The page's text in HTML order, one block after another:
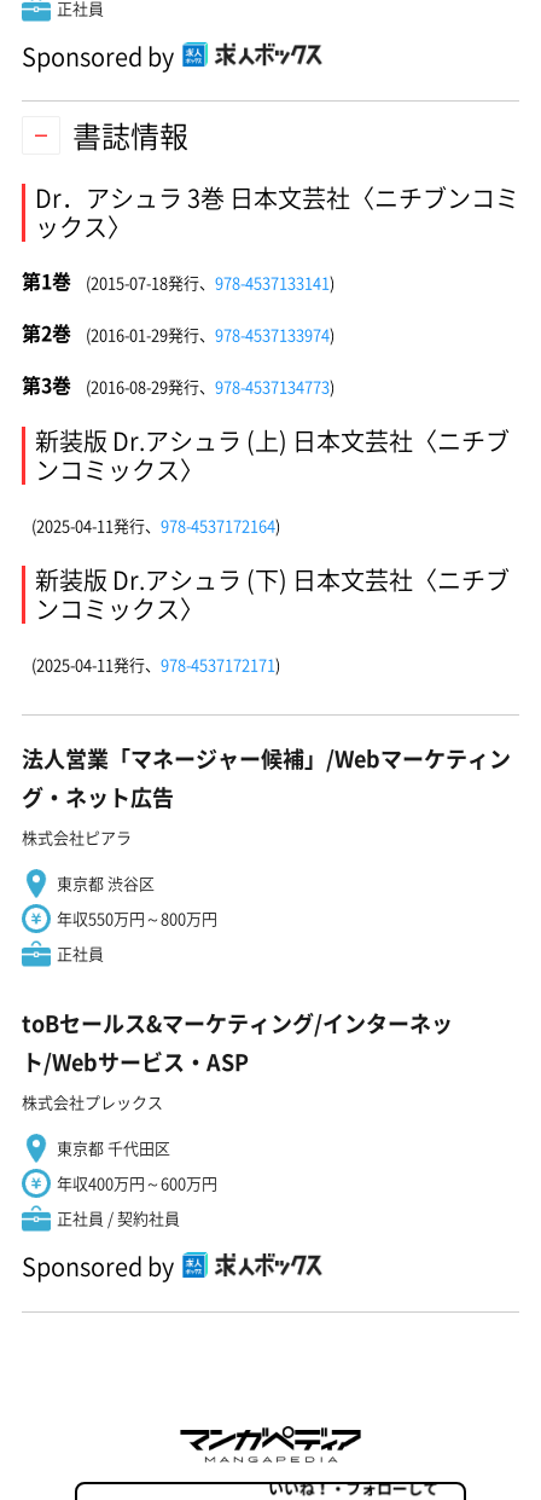
正社員
Sponsored by
書誌情報
Dr．アシュラ 3巻 日本文芸社〈ニチブンコミ
ックス〉
第1巻 (2015-07-18発行、 978-4537133141)
第2巻 (2016-01-29発行、 978-4537133974)
第3巻 (2016-08-29発行、 978-4537134773)
新装版 Dr.アシュラ (上) 日本文芸社〈ニチブ
ンコミックス〉
(2025-04-11発行、 978-4537172164)
新装版 Dr.アシュラ (下) 日本文芸社〈ニチブ
ンコミックス〉
(2025-04-11発行、 978-4537172171)
法人営業「マネージャー候補」/Webマーケティン
グ・ネット広告
株式会社ピアラ
東京都 渋谷区
年収550万円～800万円
正社員
toBセールス&マーケティング/インターネッ
ト/Webサービス・ASP
株式会社プレックス
東京都 千代田区
年収400万円～600万円
正社員 / 契約社員
Sponsored by